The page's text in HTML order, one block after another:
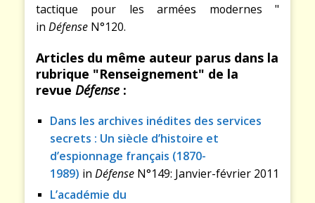
tactique pour les armées modernes "
in Défense N°120.
Articles du même auteur parus dans la
rubrique "Renseignement" de la
revue Défense :
Dans les archives inédites des services
secrets : Un siècle d’histoire et
d’espionnage français (1870-
1989) in Défense N°149: Janvier-février 2011
L’académie du